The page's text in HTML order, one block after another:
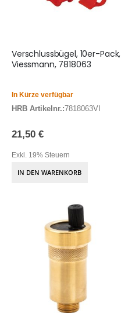
Verschlussbügel, 10er-Pack,
Viessmann, 7818063
In Kürze verfügbar
HRB Artikelnr.:7818063VI
21,50 €
Exkl. 19% Steuern
IN DEN WARENKORB